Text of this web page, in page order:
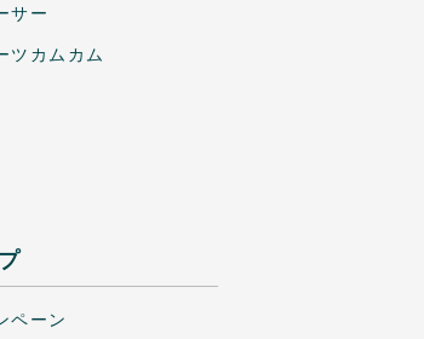
サー
ツカムカム
ペーン